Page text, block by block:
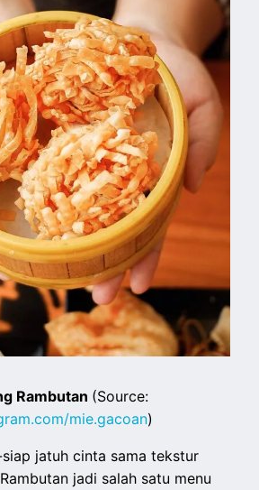
Rambutan (Source:
mie.gacoan)
jatuh cinta sama tekstur
jadi salah satu menu